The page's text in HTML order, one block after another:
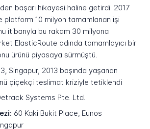
başarı hikayesi haline getirdi. 2017
platform 10 milyon tamamlanan işi
itibarıyla bu rakam 30 milyona
ElasticRoute adında tamamlayıcı bir
ürünü piyasaya sürmüştü.
Singapur, 2013 başında yaşanan
çiçekçi teslimat kriziyle tetiklendi
Systems Pte. Ltd.
60 Kaki Bukit Place, Eunos